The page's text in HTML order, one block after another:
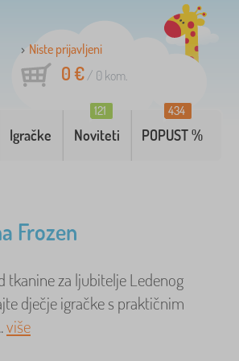
Niste prijavljeni
0 €/ 0 kom.
Igračke Noviteti
121
POPUST %
434
Frozen
tkanine za ljubitelje Ledenog
dječje igračke s praktičnim
više